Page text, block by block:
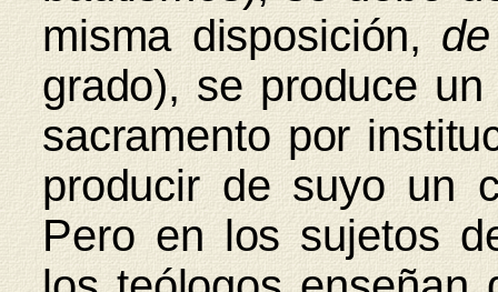
misma disposición,
grado), se produce
sacramento por
producir de suyo un
Pero en los sujetos